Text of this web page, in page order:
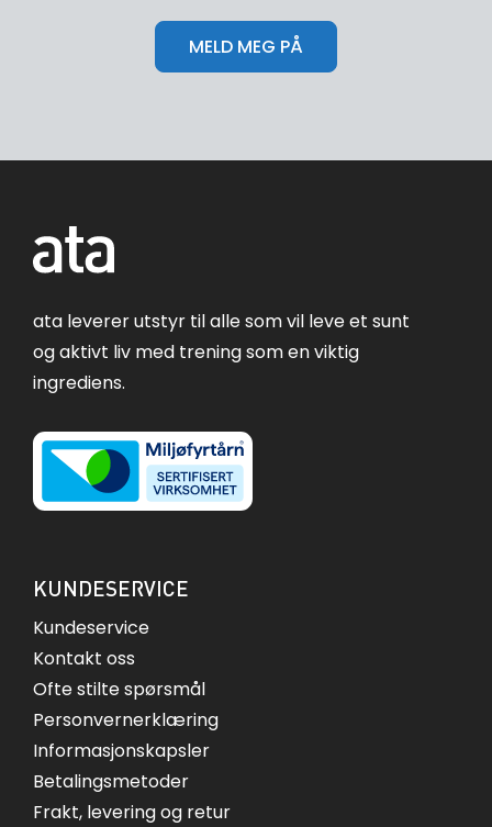
ata leverer utstyr til alle som vil leve et sunt
og aktivt liv med trening som en viktig
ingrediens.
KUNDESERVICE
Kundeservice
Kontakt oss
Ofte stilte spørsmål
Personvernerklæring
Informasjonskapsler
Betalingsmetoder
Frakt, levering og retur